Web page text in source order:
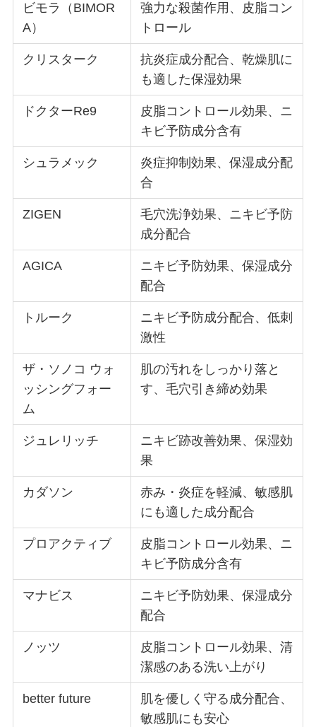
ビモラ（BIMOR
A）
強力な殺菌作用、皮脂コン
トロール
クリスターク
抗炎症成分配合、乾燥肌に
も適した保湿効果
ドクターRe9
皮脂コントロール効果、ニ
キビ予防成分含有
シュラメック
炎症抑制効果、保湿成分配
合
ZIGEN
毛穴洗浄効果、ニキビ予防
成分配合
AGICA
ニキビ予防効果、保湿成分
配合
トルーク
ニキビ予防成分配合、低刺
激性
ザ・ソノコ ウォ
ッシングフォー
ム
肌の汚れをしっかり落と
す、毛穴引き締め効果
ジュレリッチ
ニキビ跡改善効果、保湿効
果
カダソン
赤み・炎症を軽減、敏感肌
にも適した成分配合
プロアクティブ
皮脂コントロール効果、ニ
キビ予防成分含有
マナビス
ニキビ予防効果、保湿成分
配合
ノッツ
皮脂コントロール効果、清
潔感のある洗い上がり
better future
肌を優しく守る成分配合、
敏感肌にも安心